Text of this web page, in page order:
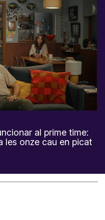
al prime time:
les onze cau en picat